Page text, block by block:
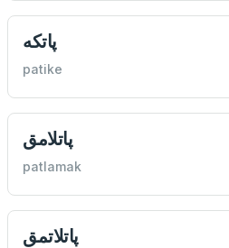
پاتكه
patike
پاتلامق
patlamak
پاتلاتمق